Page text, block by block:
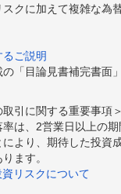
クに加えて複雑な
ご説明
「目論見書補完書
引に関する重要事項
は、2営業日以上の
より、期待した投
ます。
リスクについて